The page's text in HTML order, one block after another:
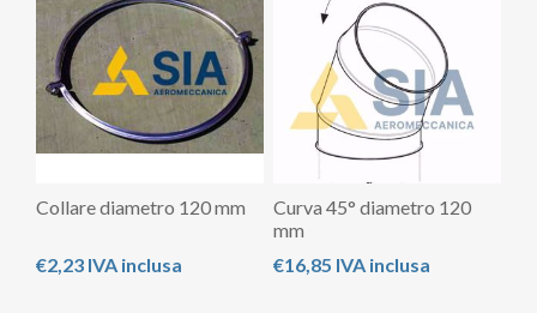
Collare diametro 120 mm
€2,23 IVA inclusa
Curva 45° diametro 120
mm
€16,85 IVA inclusa